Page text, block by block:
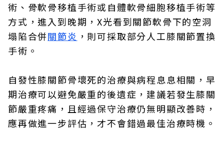
術、骨軟骨移植手術或自體軟骨細胞移植手術等
方式，進入到晚期，X光看到關節軟骨下的空洞
塌陷合併關節炎 ，則可採取部分人工膝關節置換
手術。
自發性膝關節骨壞死的治療與病程息息相關，早
期治療可以避免嚴重的後遺症，建議若發生膝關
節嚴重疼痛，且經過保守治療仍無明顯改善時，
應再做進一步評估，才不會錯過最佳治療時機。